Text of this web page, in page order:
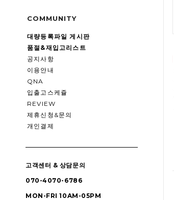
COMMUNITY
대량등록파일 게시판
품절&재입고리스트
공지사항
이용안내
QNA
입출고스케쥴
REVIEW
제휴신청&문의
개인결제
고객센터 & 상담문의
070-4070-6786
MON-FRI 10AM-05PM